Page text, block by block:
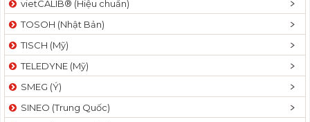
a
t
n
vietCALIB® (Hiệu chuẩn)
TOSOH (Nhật Bản)
TISCH (Mỹ)
TELEDYNE (Mỹ)
SMEG (Ý)
SINEO (Trung Quốc)